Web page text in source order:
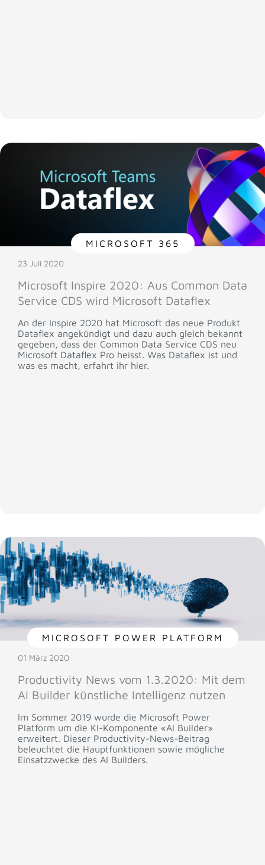
MICROSOFT 365
23 Juli 2020
Microsoft Inspire 2020: Aus Common Data
Service CDS wird Microsoft Dataflex
An der Inspire 2020 hat Microsoft das neue Produkt
Dataflex angekündigt und dazu auch gleich bekannt
gegeben, dass der Common Data Service CDS neu
Microsoft Dataflex Pro heisst. Was Dataflex ist und
was es macht, erfahrt ihr hier.
MICROSOFT POWER PLATFORM
01 März 2020
Productivity News vom 1.3.2020: Mit dem
AI Builder künstliche Intelligenz nutzen
Im Sommer 2019 wurde die Microsoft Power
Platform um die KI-Komponente «AI Builder»
erweitert. Dieser Productivity-News-Beitrag
beleuchtet die Hauptfunktionen sowie mögliche
Einsatzzwecke des AI Builders.